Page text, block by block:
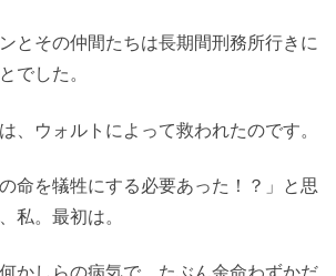
とその仲間たちは長期間刑務所行きに
でした。
、ウォルトによって救われたのです。
命を犠牲にする必要あった！？」と思
私。最初は。